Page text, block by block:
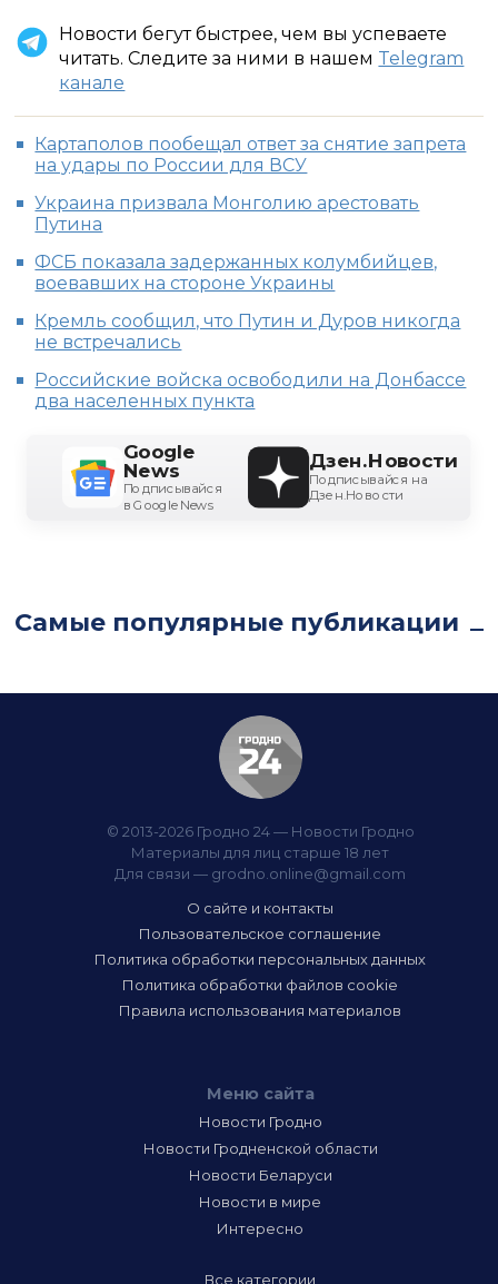
Новости бегут быстрее, чем вы успеваете
читать. Следите за ними в нашем Telegram
канале
Картаполов пообещал ответ за снятие запрета
на удары по России для ВСУ
Украина призвала Монголию арестовать
Путина
ФСБ показала задержанных колумбийцев,
воевавших на стороне Украины
Кремль сообщил, что Путин и Дуров никогда
не встречались
Российские войска освободили на Донбассе
два населенных пункта
Google
News
Подписывайся
в Google News
Дзен.Новости
Подписывайся на
Дзен.Новости
Самые популярные публикации
© 2013-2026 Гродно 24 — Новости Гродно
Материалы для лиц старше 18 лет
Для связи — grodno.online@gmail.com
О сайте и контакты
Пользовательское соглашение
Политика обработки персональных данных
Политика обработки файлов cookie
Правила использования материалов
Меню сайта
Новости Гродно
Новости Гродненской области
Новости Беларуси
Новости в мире
Интересно
Все категории